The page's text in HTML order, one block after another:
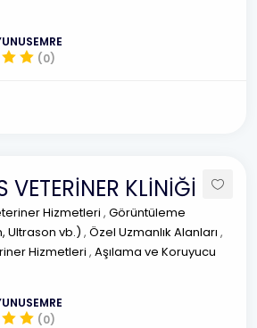
(0)
VETERİNER KLİNİĞİ
Hizmetleri , Görüntüleme
Ultrason vb.) , Özel Uzmanlık Alanları ,
Hizmetleri , Aşılama ve Koruyucu
(0)